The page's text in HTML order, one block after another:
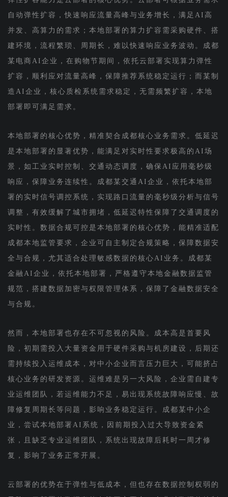
自动弹性扩容，快速响应流量高峰与业务增长，满足AI高
并发、高算力的需求；本地部署的算力扩容需采购硬件、搭
建环境，流程繁琐、周期长，难以快速响应业务波动。成都
某电商AI企业，在购物节期间，依托云部署实现算力弹性
扩容，顺利应对流量高峰，保障推荐系统稳定运行；而某制
造AI企业，核心质检系统需求稳定，无需频繁扩容，本地
部署即可满足需求。
本地部署的核心优势，精准契合成都核心业务需求。低延迟
是本地部署的显著优势，能满足对实时性要求极高的AI场
景，如工业实时控制、交通动态调度，确保AI应用毫秒级
响应，保障业务连续性。成都某交通AI企业，依托本地部
署的实时信号调控系统，实现路口流量的毫秒级分析与信号
调整，有效缓解了城市拥堵，低延迟特性保障了交通调度的
实时性。数据合规可控是本地部署的核心优势，能精准适配
成都本地监管要求，企业可自主制定合规策略，保障数据安
全与合规，尤其适合处理敏感数据的核心AI业务。成都某
金融AI企业，依托本地部署，严格遵守本地金融数据监管
规范，搭建数据加密与权限管理体系，保障了金融数据安全
与合规。
然而，本地部署也存在不可忽视的风险。成本高是首要风
险，初期需投入大量资金用于硬件采购与机房建设，后期还
需持续投入运维成本，对中小企业而言压力巨大，可能挤占
核心业务的研发资源。运维难是另一大风险，企业需自建专
业运维团队，若运维能力不足，易出现系统故障响应慢、故
障修复周期长等问题，影响业务稳定运行。成都某中小企
业，尝试本地部署AI系统，因前期投入过大导致资金紧
张，且缺乏专业运维团队，系统出现故障后耗时一周才修
复，影响了业务正常开展。
云部署的优势在于弹性与低成本，但也存在数据控制权弱的